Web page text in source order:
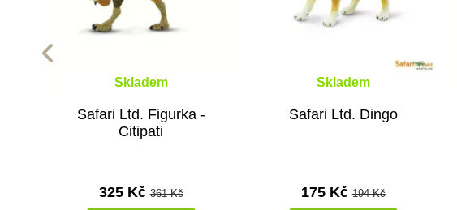
Skladem
Safari Ltd. Figurka -
Citipati
325 Kč361 Kč
Skladem
Safari Ltd. Dingo
175 Kč194 Kč